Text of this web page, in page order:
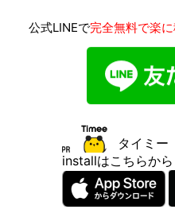
公式LINEで完全無料で楽
タイミー
installはこちらか